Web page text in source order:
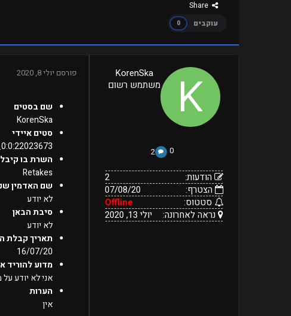
עוקבים
0
הודעות:
הצטרף:
סטטוס:
Offline
נראה
לאחרונה:
יולי
KorenSka
משתמש רשום
0
2
הודעות:
2
הצטרף:
07/08/20
סטטוס:
Offline
נראה לאחרונה:
יולי 13, 2020
פורסם יולי 8, 2020
שם בסטים
KorenSka
סטים איידי
השרת בו
Retakes
שם האדמין
לא יודע
סיבת הבאן
לא יודע
תאריך קבלת
16/07/20
מדוע להוריד
אני לא יודע
הערות
אין